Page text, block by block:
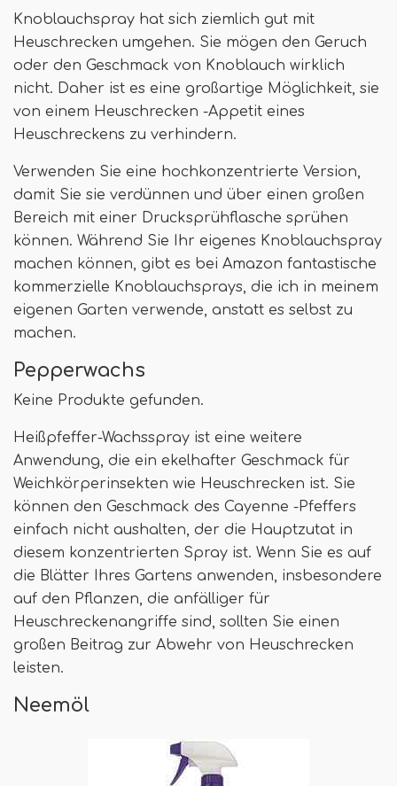
Knoblauchspray hat sich ziemlich gut mit
Heuschrecken umgehen. Sie mögen den Geruch
oder den Geschmack von Knoblauch wirklich
nicht. Daher ist es eine großartige Möglichkeit, sie
von einem Heuschrecken -Appetit eines
Heuschreckens zu verhindern.
Verwenden Sie eine hochkonzentrierte Version,
damit Sie sie verdünnen und über einen großen
Bereich mit einer Drucksprühflasche sprühen
können. Während Sie Ihr eigenes Knoblauchspray
machen können, gibt es bei Amazon fantastische
kommerzielle Knoblauchsprays, die ich in meinem
eigenen Garten verwende, anstatt es selbst zu
machen.
Pepperwachs
Keine Produkte gefunden.
Heißpfeffer-Wachsspray ist eine weitere
Anwendung, die ein ekelhafter Geschmack für
Weichkörperinsekten wie Heuschrecken ist. Sie
können den Geschmack des Cayenne -Pfeffers
einfach nicht aushalten, der die Hauptzutat in
diesem konzentrierten Spray ist. Wenn Sie es auf
die Blätter Ihres Gartens anwenden, insbesondere
auf den Pflanzen, die anfälliger für
Heuschreckenangriffe sind, sollten Sie einen
großen Beitrag zur Abwehr von Heuschrecken
leisten.
Neemöl